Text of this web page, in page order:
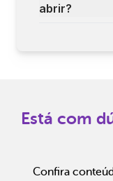
abrir?
Está com
Confira